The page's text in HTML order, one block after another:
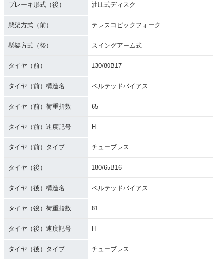
ブレーキ形式（後） 油圧式ディスク
懸架方式（前） テレスコピックフォーク
懸架方式（後） スイングアーム式
タイヤ（前） 130/80B17
タイヤ（前）構造名 ベルテッドバイアス
タイヤ（前）荷重指数 65
タイヤ（前）速度記号 H
タイヤ（前）タイプ チューブレス
タイヤ（後） 180/65B16
タイヤ（後）構造名 ベルテッドバイアス
タイヤ（後）荷重指数 81
タイヤ（後）速度記号 H
タイヤ（後）タイプ チューブレス